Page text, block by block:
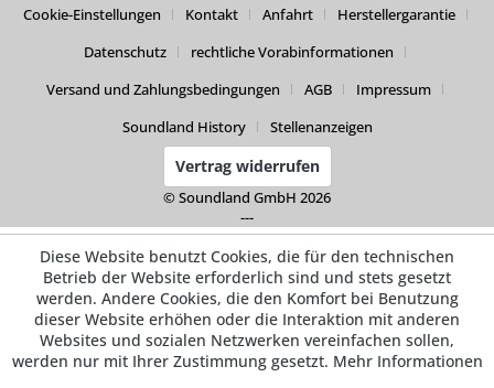
Cookie-Einstellungen Kontakt Anfahrt
Herstellergarantie
Datenschutz
rechtliche Vorabinformationen
Versand und Zahlungsbedingungen
AGB
Impressum
Soundland History
Stellenanzeigen
Vertrag widerrufen
© Soundland GmbH 2026
---
Diese Website benutzt Cookies, die für den technischen
Betrieb der Website erforderlich sind und stets gesetzt
werden. Andere Cookies, die den Komfort bei Benutzung
dieser Website erhöhen oder die Interaktion mit anderen
Websites und sozialen Netzwerken vereinfachen sollen,
werden nur mit Ihrer Zustimmung gesetzt. Mehr Informationen